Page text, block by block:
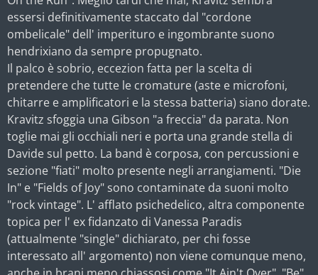
essersi definitivamente staccato dal "cordone
ombelicale" dell' imperituro e ingombrante suono
hendrixiano da sempre propugnato.
Il palco è sobrio, eccezion fatta per la scelta di
pretendere che tutte le cromature (aste e microfoni,
chitarre e amplificatori e la stessa batteria) siano dorate.
Kravitz sfoggia una Gibson "a freccia" da parata. Non
toglie mai gli occhiali neri e porta una grande stella di
Davide sul petto. La band è corposa, con percussioni e
sezione "fiati" molto presente negli arrangiamenti. "Die
In" e "Fields of Joy" sono contaminate da suoni molto
"rock vintage". L' afflato psichedelico, altra componente
topica per l' ex fidanzato di Vanessa Paradis
(attualmente "single" dichiarato, per chi fosse
interessato all' argomento) non viene comunque meno,